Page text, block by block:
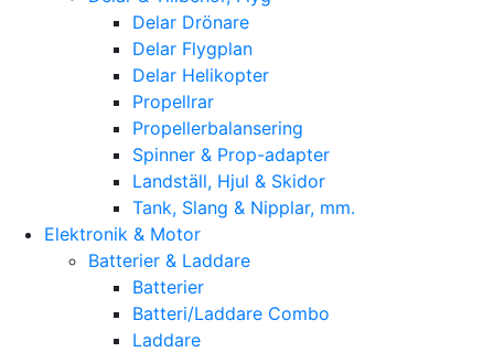
Delar Drönare
Delar Flygplan
Delar Helikopter
Propellrar
Propellerbalansering
Spinner & Prop-adapter
Landställ, Hjul & Skidor
Tank, Slang & Nipplar, mm.
Elektronik & Motor
Batterier & Laddare
Batterier
Batteri/Laddare Combo
Laddare